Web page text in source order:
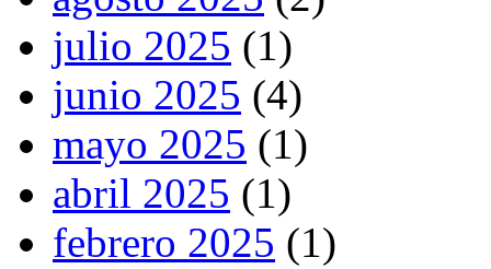
julio 2025 (1)
junio 2025 (4)
mayo 2025 (1)
abril 2025 (1)
febrero 2025 (1)